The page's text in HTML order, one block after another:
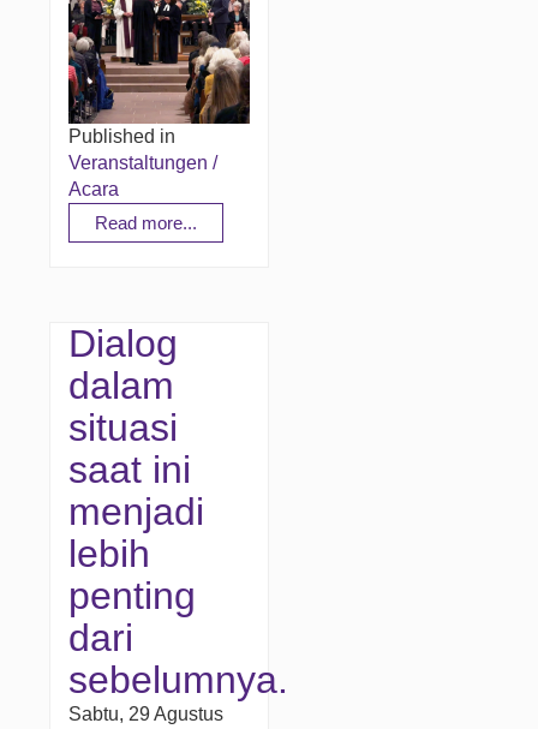
Published in
Veranstaltungen /
Acara
Read more...
Dialog
dalam
situasi
saat ini
menjadi
lebih
penting
dari
sebelumnya.
Sabtu, 29 Agustus